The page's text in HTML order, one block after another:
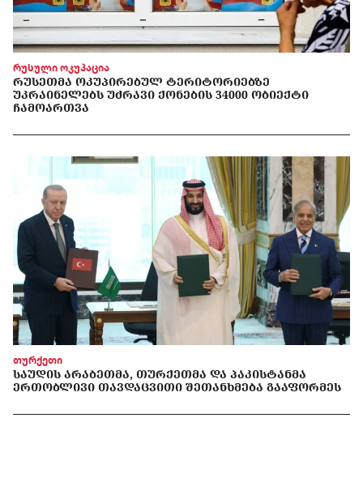
რუსული ოკუპაცია
ᲠᲣᲡᲔᲗᲛᲐ ᲝᲙᲣᲞᲘᲠᲔᲑᲣᲚ ᲢᲔᲠᲘᲢᲝᲠᲘᲔᲑᲖᲔ
ᲣᲙᲠᲐᲘᲜᲔᲚᲔᲑᲡ ᲣᲫᲠᲐᲕᲘ ᲥᲝᲜᲔᲑᲘᲡ 34000 ᲝᲑᲘᲔᲥᲢᲘ
ᲩᲐᲛᲝᲐᲠᲗᲕᲐ
თურქეთი
ᲡᲐᲣᲓᲘᲡ ᲐᲠᲐᲑᲔᲗᲛᲐ, ᲗᲣᲠᲥᲔᲗᲛᲐ ᲓᲐ ᲞᲐᲙᲘᲡᲢᲐᲜᲛᲐ
ᲔᲠᲗᲝᲑᲚᲘᲕᲘ ᲗᲐᲕᲓᲐᲪᲕᲘᲗᲘ ᲨᲔᲗᲐᲜᲮᲛᲔᲑᲐ ᲒᲐᲐᲤᲝᲠᲛᲔᲡ